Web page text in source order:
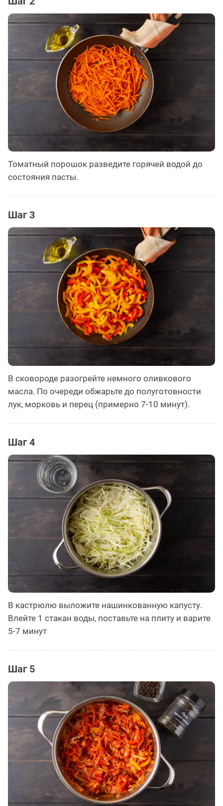
Томатный порошок разведите горячей водой до
состояния пасты.
Шаг 3
В сковороде разогрейте немного оливкового
масла. По очереди обжарьте до полуготовности
лук, морковь и перец (примерно 7-10 минут).
Шаг 4
В кастрюлю выложите нашинкованную капусту.
Влейте 1 стакан воды, поставьте на плиту и варите
5-7 минут
Шаг 5